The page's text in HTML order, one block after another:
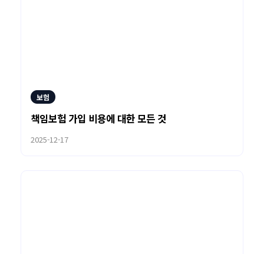
보험
책임보험 가입 비용에 대한 모든 것
2025-12-17